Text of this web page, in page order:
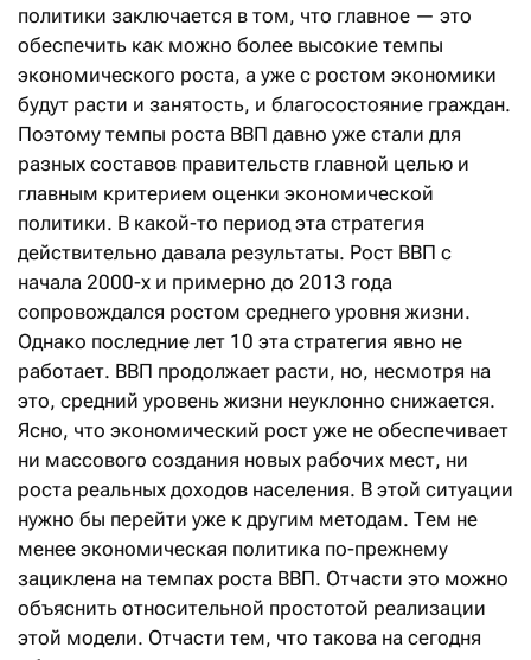
политики заключается в том, что главное — это
обеспечить как можно более высокие темпы
экономического роста, а уже с ростом экономики
будут расти и занятость, и благосостояние граждан.
Поэтому темпы роста ВВП давно уже стали для
разных составов правительств главной целью и
главным критерием оценки экономической
политики. В какой-то период эта стратегия
действительно давала результаты. Рост ВВП с
начала 2000-х и примерно до 2013 года
сопровождался ростом среднего уровня жизни.
Однако последние лет 10 эта стратегия явно не
работает. ВВП продолжает расти, но, несмотря на
это, средний уровень жизни неуклонно снижается.
Ясно, что экономический рост уже не обеспечивает
ни массового создания новых рабочих мест, ни
роста реальных доходов населения. В этой ситуации
нужно бы перейти уже к другим методам. Тем не
менее экономическая политика по-прежнему
зациклена на темпах роста ВВП. Отчасти это можно
объяснить относительной простотой реализации
этой модели. Отчасти тем, что такова на сегодня